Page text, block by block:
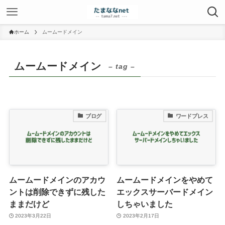
ホーム ムームードメイン
ムームードメイン – tag –
ブログ
ムームードメインのアカウ
ントは削除できずに残した
ままだけど
2023年3月22日
ワードプレス
ムームードメインをやめて
エックスサーバードメイン
しちゃいました
2023年2月17日